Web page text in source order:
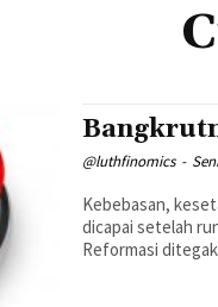
@luthfinomics -
Kebebasan,
dicapai setelah
Reformasi